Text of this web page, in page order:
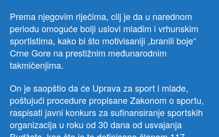
Prema njegovim riječima, cilj je da u narednom
periodu omoguće bolji uslovi mladim i vrhunskim
sportistima, kako bi što motivisaniji „branili boje“
Crne Gore na prestižnim međunarodnim
takmičenjima.
On je saopštio da će Uprava za sport i mlade,
poštujući procedure propisane Zakonom o sportu,
raspisati javni konkurs za sufinansiranje sportskih
organizacija u roku od 30 dana od usvajanja